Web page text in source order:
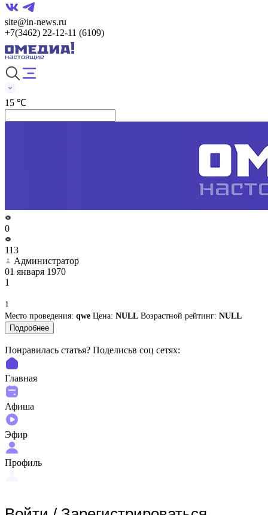
site@in-news.ru
+7(3462) 22-12-11 (6109)
15 ℃
0
113
Администратор
01 января 1970
1
1
Место проведения: qwe Цена: NULL Возрастной рейтинг: NULL
Подробнее
Понравилась статья? Поделиcьв соц сетях:
Главная
Афиша
Эфир
Профиль